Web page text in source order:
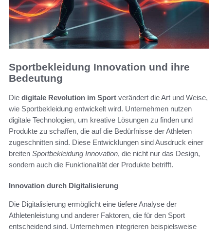
Sportbekleidung Innovation und ihre
Bedeutung
Die digitale Revolution im Sport verändert die Art und Weise,
wie Sportbekleidung entwickelt wird. Unternehmen nutzen
digitale Technologien, um kreative Lösungen zu finden und
Produkte zu schaffen, die auf die Bedürfnisse der Athleten
zugeschnitten sind. Diese Entwicklungen sind Ausdruck einer
breiten Sportbekleidung Innovation, die nicht nur das Design,
sondern auch die Funktionalität der Produkte betrifft.
Innovation durch Digitalisierung
Die Digitalisierung ermöglicht eine tiefere Analyse der
Athletenleistung und anderer Faktoren, die für den Sport
entscheidend sind. Unternehmen integrieren beispielsweise